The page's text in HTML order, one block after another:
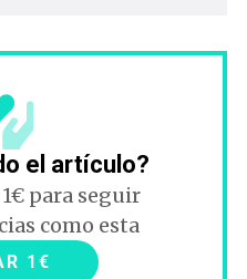
el artículo?
para seguir
como esta
1€